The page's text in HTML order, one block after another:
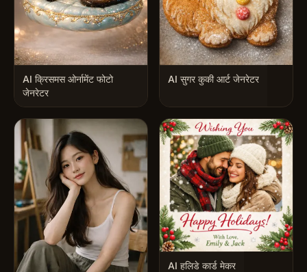
AI क्रिसमस ओर्नामेंट फोटो
जेनरेटर
AI सुगर कुकी आर्ट जेनरेटर
AI हलिडे कार्ड मेकर